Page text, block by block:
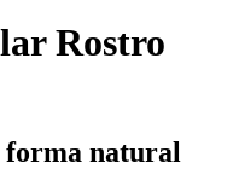
Rostro
forma natural